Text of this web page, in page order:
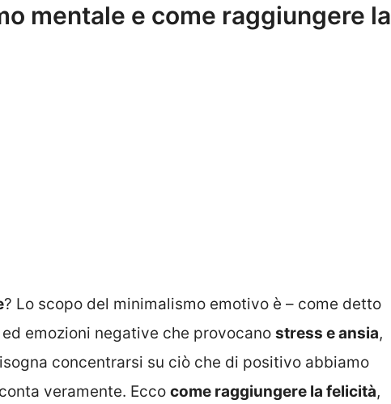
mentale e come raggiungere la
? Lo scopo del minimalismo emotivo è – come detto
emozioni negative che provocano stress e ansia,
concentrarsi su ciò che di positivo abbiamo
veramente. Ecco come raggiungere la felicità,